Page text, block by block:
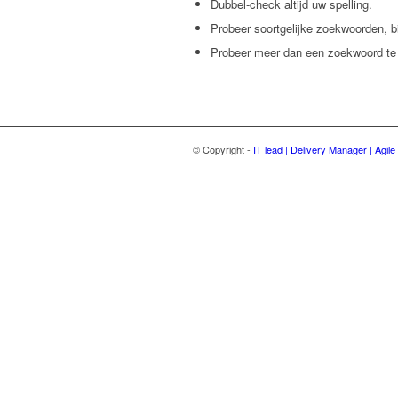
Dubbel-check altijd uw spelling.
Probeer soortgelijke zoekwoorden,
Probeer meer dan een zoekwoord
© Copyright - IT lead | Delivery Manager |